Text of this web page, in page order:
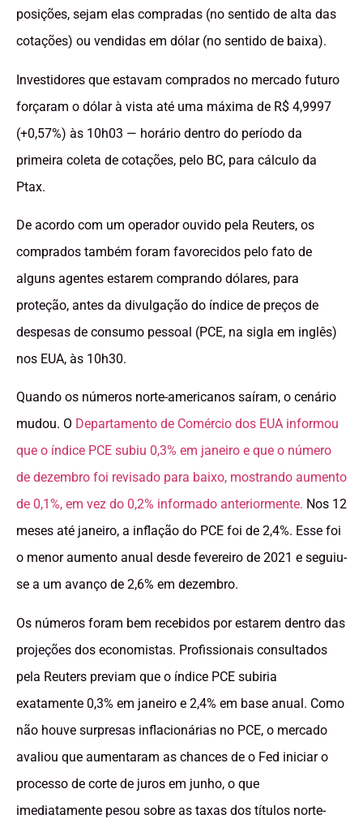
posições, sejam elas compradas (no sentido de alta das
cotações) ou vendidas em dólar (no sentido de baixa).
Investidores que estavam comprados no mercado futuro
forçaram o dólar à vista até uma máxima de R$ 4,9997
(+0,57%) às 10h03 — horário dentro do período da
primeira coleta de cotações, pelo BC, para cálculo da
Ptax.
De acordo com um operador ouvido pela Reuters, os
comprados também foram favorecidos pelo fato de
alguns agentes estarem comprando dólares, para
proteção, antes da divulgação do índice de preços de
despesas de consumo pessoal (PCE, na sigla em inglês)
nos EUA, às 10h30.
Quando os números norte-americanos saíram, o cenário
mudou. O Departamento de Comércio dos EUA informou
que o índice PCE subiu 0,3% em janeiro e que o número
de dezembro foi revisado para baixo, mostrando aumento
de 0,1%, em vez do 0,2% informado anteriormente. Nos 12
meses até janeiro, a inflação do PCE foi de 2,4%. Esse foi
o menor aumento anual desde fevereiro de 2021 e seguiu-
se a um avanço de 2,6% em dezembro.
Os números foram bem recebidos por estarem dentro das
projeções dos economistas. Profissionais consultados
pela Reuters previam que o índice PCE subiria
exatamente 0,3% em janeiro e 2,4% em base anual. Como
não houve surpresas inflacionárias no PCE, o mercado
avaliou que aumentaram as chances de o Fed iniciar o
processo de corte de juros em junho, o que
imediatamente pesou sobre as taxas dos títulos norte-